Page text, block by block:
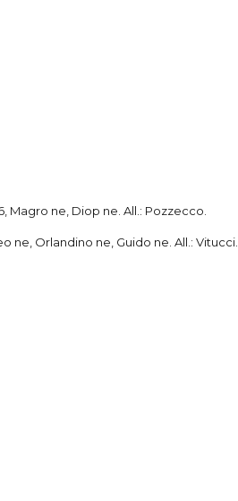
Magro ne, Diop ne. All.: Pozzecco.
ne, Orlandino ne, Guido ne. All.: Vitucci.